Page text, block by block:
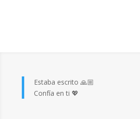
Estaba escrito 🙏🏼
Confía en ti 💖